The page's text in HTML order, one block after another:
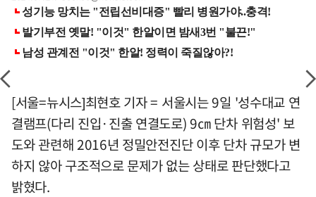
[서울=뉴시스]최현호 기자 = 서울시는 9일 '성수대교 연
결램프(다리 진입·진출 연결도로) 9㎝ 단차 위험성' 보
도와 관련해 2016년 정밀안전진단 이후 단차 규모가 변
하지 않아 구조적으로 문제가 없는 상태로 판단했다고
밝혔다.